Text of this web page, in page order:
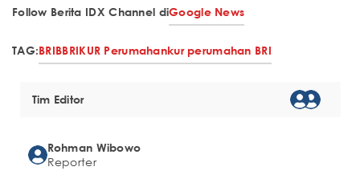
Follow Berita IDX Channel diGoogle News
TAG:BRIBBRIKUR Perumahankur perumahan BRI
Tim Editor
Rohman Wibowo
Reporter